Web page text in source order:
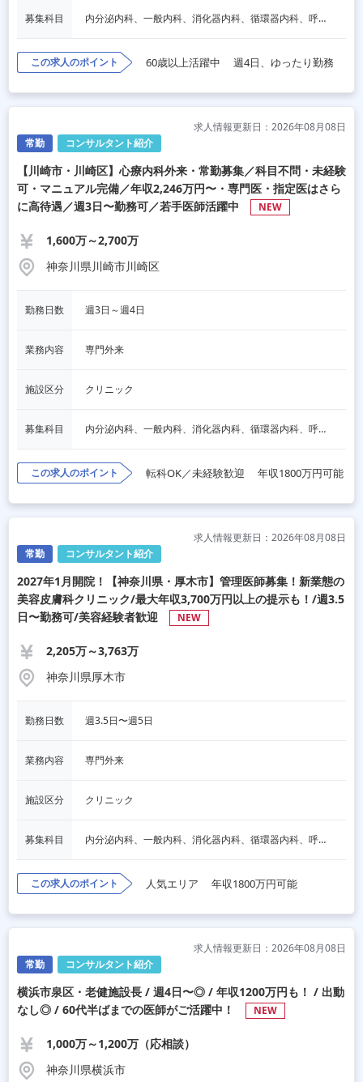
募集科目 内分泌内科、一般内科、消化器内科、循環器内科、呼吸器内科、血液内科、心療内科、脳神経内科、老人内科、一般外科、消化器外科、心臓外科、呼吸器外科、脳神経外科、整形外科、形成外科、リハビリテーション科、小児科、産婦人科、婦人科、精神科、眼科、耳鼻咽喉科、皮膚科、泌尿器科、放射線科、人工透析、麻酔科、美容外科、人間ドック・検診、その他
この求人のポイント 60歳以上活躍中 週4日、ゆったり勤務
常勤 コンサルタント紹介
求人情報更新日：2026年08月08日
【川崎市・川崎区】心療内科外来・常勤募集／科目不問・未経験
可・マニュアル完備／年収2,246万円〜・専門医・指定医はさら
に高待遇／週3日〜勤務可／若手医師活躍中
NEW
1,600万～2,700万
神奈川県川崎市川崎区
勤務日数 週3日～週4日
業務内容 専門外来
施設区分 クリニック
募集科目 内分泌内科、一般内科、消化器内科、循環器内科、呼吸器内科、血液内科、心療内科、脳神経内科、老人内科、一般外科、消化器外科、心臓外科、呼吸器外科、脳神経外科、整形外科、形成外科、リハビリテーション科、小児科、産婦人科、婦人科、精神科、眼科、耳鼻咽喉科、皮膚科、泌尿器科、放射線科、人工透析、麻酔科、美容外科、人間ドック・検診、その他
この求人のポイント 転科OK／未経験歓迎 年収1800万円可能
常勤 コンサルタント紹介
求人情報更新日：2026年08月08日
2027年1月開院！【神奈川県・厚木市】管理医師募集！新業態の
美容皮膚科クリニック/最大年収3,700万円以上の提示も！/週3.5
日〜勤務可/美容経験者歓迎
NEW
2,205万～3,763万
神奈川県厚木市
勤務日数 週3.5日〜週5日
業務内容 専門外来
施設区分 クリニック
募集科目 内分泌内科、一般内科、消化器内科、循環器内科、呼吸器内科、血液内科、心療内科、脳神経内科、老人内科、一般外科、消化器外科、心臓外科、呼吸器外科、脳神経外科、整形外科、形成外科、リハビリテーション科、小児科、産婦人科、婦人科、精神科、眼科、耳鼻咽喉科、皮膚科、泌尿器科、放射線科、人工透析、麻酔科、美容外科、人間ドック・検診、その他
この求人のポイント 人気エリア 年収1800万円可能
常勤 コンサルタント紹介
求人情報更新日：2026年08月08日
横浜市泉区・老健施設長 / 週4日〜◎ / 年収1200万円も！ / 出動
なし◎ / 60代半ばまでの医師がご活躍中！
NEW
1,000万～1,200万（応相談）
神奈川県横浜市